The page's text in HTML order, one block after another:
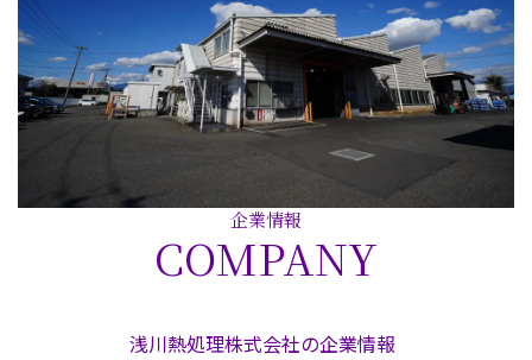
企業情報
COMPANY
浅川熱処理株式会社の企業情報